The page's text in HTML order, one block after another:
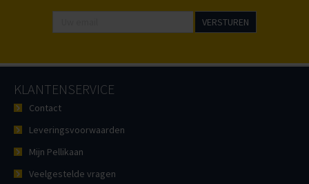
KLANTENSERVICE
Contact
Leveringsvoorwaarden
Mijn Pellikaan
Veelgestelde vragen